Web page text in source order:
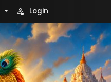
Login